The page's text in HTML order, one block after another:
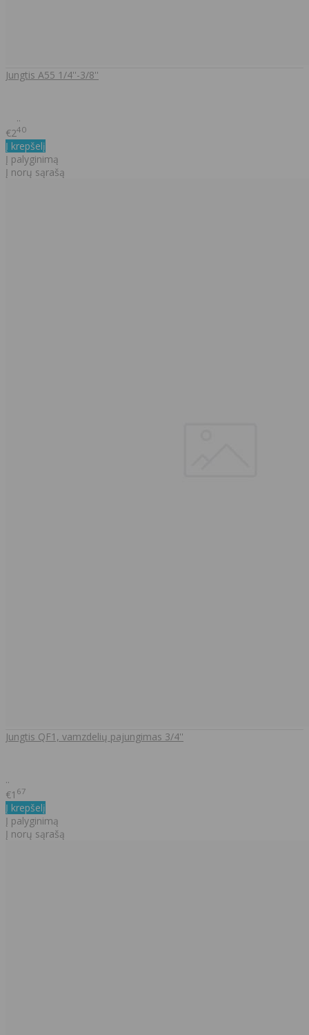
Jungtis A55 1/4''-3/8''
..
€240
Į krepšelį
Į palyginimą
Į norų sąrašą
Jungtis QF1, vamzdelių pajungimas 3/4''
..
€1 67
Į krepšelį
Į palyginimą
Į norų sąrašą